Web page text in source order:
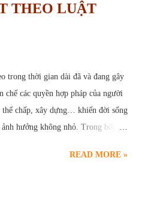
THEO LUẬT
trong thời gian dài đã và đang gây
chế các quyền hợp pháp của người
thế chấp, xây dựng… khiến đời sống
hưởng không nhỏ. Trong bối
đình, cá nhân. Để giúp người dân
READ MORE »